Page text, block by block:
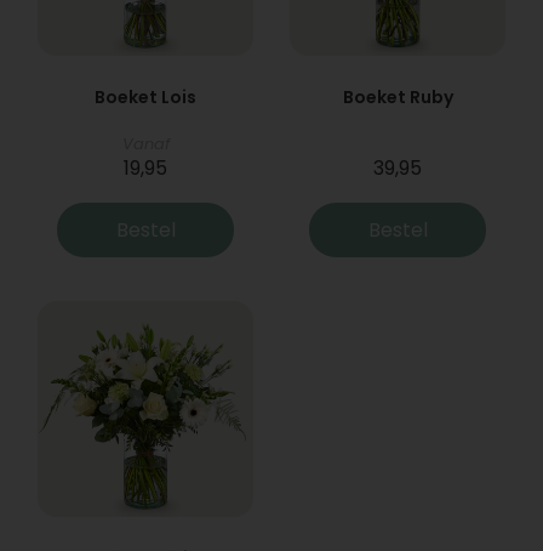
Boeket Lois
19,95
Bestel
Boeket Ruby
39,95
Bestel